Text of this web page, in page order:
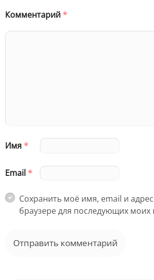
Комментарий*
Имя*
Email*
Сохранить моё имя, email и
браузере для последующих моих